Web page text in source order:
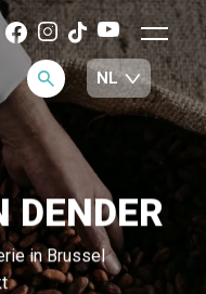
DENDER
in Brussel